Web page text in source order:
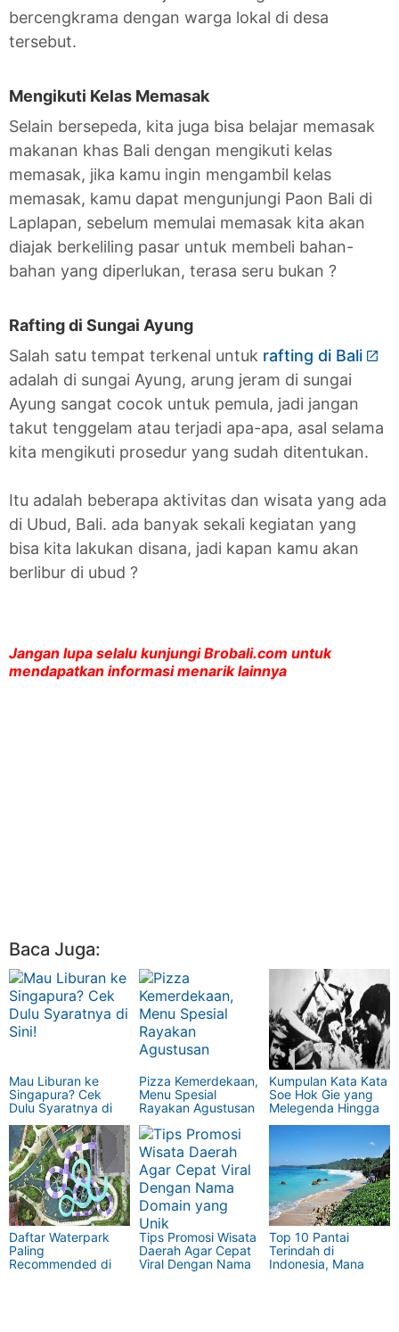
bercengkrama dengan warga lokal di desa
tersebut.
Mengikuti Kelas Memasak
Selain bersepeda, kita juga bisa belajar memasak
makanan khas Bali dengan mengikuti kelas
memasak, jika kamu ingin mengambil kelas
memasak, kamu dapat mengunjungi Paon Bali di
Laplapan, sebelum memulai memasak kita akan
diajak berkeliling pasar untuk membeli bahan-
bahan yang diperlukan, terasa seru bukan ?
Rafting di Sungai Ayung
Salah satu tempat terkenal untuk rafting di Bali
adalah di sungai Ayung, arung jeram di sungai
Ayung sangat cocok untuk pemula, jadi jangan
takut tenggelam atau terjadi apa-apa, asal selama
kita mengikuti prosedur yang sudah ditentukan.
Itu adalah beberapa aktivitas dan wisata yang ada
di Ubud, Bali. ada banyak sekali kegiatan yang
bisa kita lakukan disana, jadi kapan kamu akan
berlibur di ubud ?
Jangan lupa selalu kunjungi Brobali.com untuk
mendapatkan informasi menarik lainnya
Baca Juga:
Mau Liburan ke
Singapura? Cek
Dulu Syaratnya di
Pizza Kemerdekaan,
Menu Spesial
Rayakan Agustusan
Kumpulan Kata Kata
Soe Hok Gie yang
Melegenda Hingga
Daftar Waterpark
Paling
Recommended di
Tips Promosi Wisata
Daerah Agar Cepat
Viral Dengan Nama
Top 10 Pantai
Terindah di
Indonesia, Mana